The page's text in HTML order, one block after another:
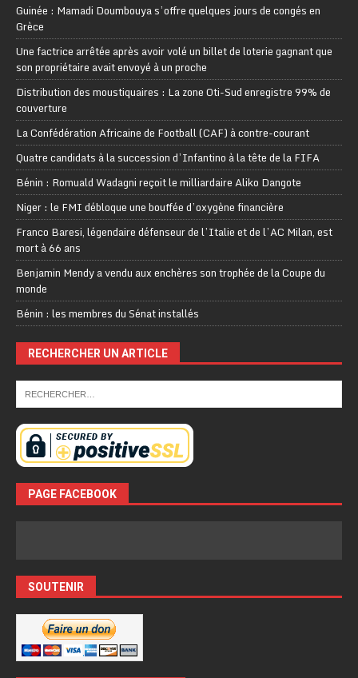
Guinée : Mamadi Doumbouya s’offre quelques jours de congés en
Grèce
Une factrice arrêtée après avoir volé un billet de loterie gagnant que
son propriétaire avait envoyé à un proche
Distribution des moustiquaires : La zone Oti-Sud enregistre 99% de
couverture
La Confédération Africaine de Football (CAF) à contre-courant
Quatre candidats à la succession d’Infantino à la tête de la FIFA
Bénin : Romuald Wadagni reçoit le milliardaire Aliko Dangote
Niger : le FMI débloque une bouffée d’oxygène financière
Franco Baresi, légendaire défenseur de l’Italie et de l’AC Milan, est
mort à 66 ans
Benjamin Mendy a vendu aux enchères son trophée de la Coupe du
monde
Bénin : les membres du Sénat installés
RECHERCHER UN ARTICLE
PAGE FACEBOOK
SOUTENIR